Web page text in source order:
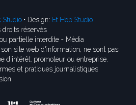
Studio • Design: Et Hop Studio
réservés
partielle interdite - Média
site web d'information, ne sont pas
d’intérêt, promoteur ou entreprise.
et pratiques journalistiques